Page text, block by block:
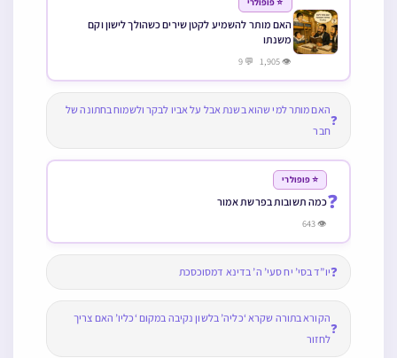
האם מותר להשמיע לקטן שירים כשהולך לישון וקם
משנתו
👁 1,905 💬 9
❓
האם מותר למי שהוא בשנת אבל על אביו לבקר ולשמוח בחתונה של
חבר
❓
⭐ פופולרי
כמה תשובות בפרשת אמור
👁 643
❓יו”ד בסי’ יח סעי’ ה’ בדינא דמסוכסכת
❓
הקורא בתורה שקרא ‘כליה’ בלשון נקיבה במקום ‘כליו’ האם צריך
לחזור